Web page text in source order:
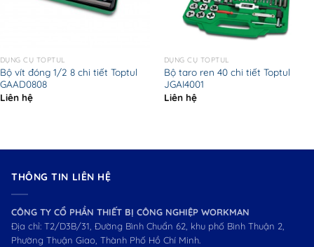
DỤNG CỤ TOPTUL
Bộ vít đóng 1/2 8 chi tiết Toptul
GAAD0808
Liên hệ
DỤNG CỤ TOPTUL
Bộ taro ren 40 chi tiết Toptul
JGAI4001
Liên hệ
THÔNG TIN LIÊN HỆ
CÔNG TY CỔ PHẦN THIẾT BỊ CÔNG NGHIỆP WORKMAN
Địa chỉ: T2/D3B/31, Đường Bình Chuẩn 62, khu phố Bình Thuận 2,
Phường Thuận Giao, Thành Phố Hồ Chí Minh.